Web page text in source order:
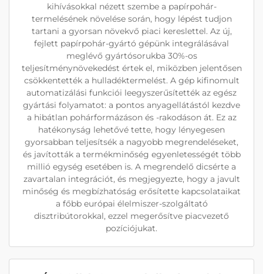
kihívásokkal nézett szembe a papírpohár-
termelésének növelése során, hogy lépést tudjon
tartani a gyorsan növekvő piaci kereslettel. Az új,
fejlett papírpohár-gyártó gépünk integrálásával
meglévő gyártósorukba 30%-os
teljesítménynövekedést értek el, miközben jelentősen
csökkentették a hulladéktermelést. A gép kifinomult
automatizálási funkciói leegyszerűsítették az egész
gyártási folyamatot: a pontos anyagellátástól kezdve
a hibátlan pohárformázáson és -rakodáson át. Ez az
hatékonyság lehetővé tette, hogy lényegesen
gyorsabban teljesítsék a nagyobb megrendeléseket,
és javították a termékminőség egyenletességét több
millió egység esetében is. A megrendelő dicsérte a
zavartalan integrációt, és megjegyezte, hogy a javult
minőség és megbízhatóság erősítette kapcsolataikat
a főbb európai élelmiszer-szolgáltató
disztribútorokkal, ezzel megerősítve piacvezető
pozíciójukat.